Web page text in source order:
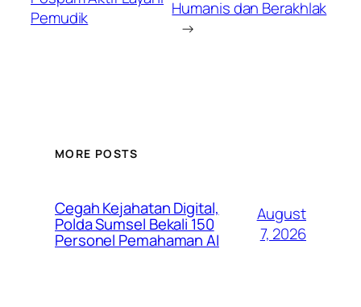
Pemudik
Humanis dan Berakhlak
→
MORE POSTS
Cegah Kejahatan Digital,
Polda Sumsel Bekali 150
Personel Pemahaman AI
August
7, 2026